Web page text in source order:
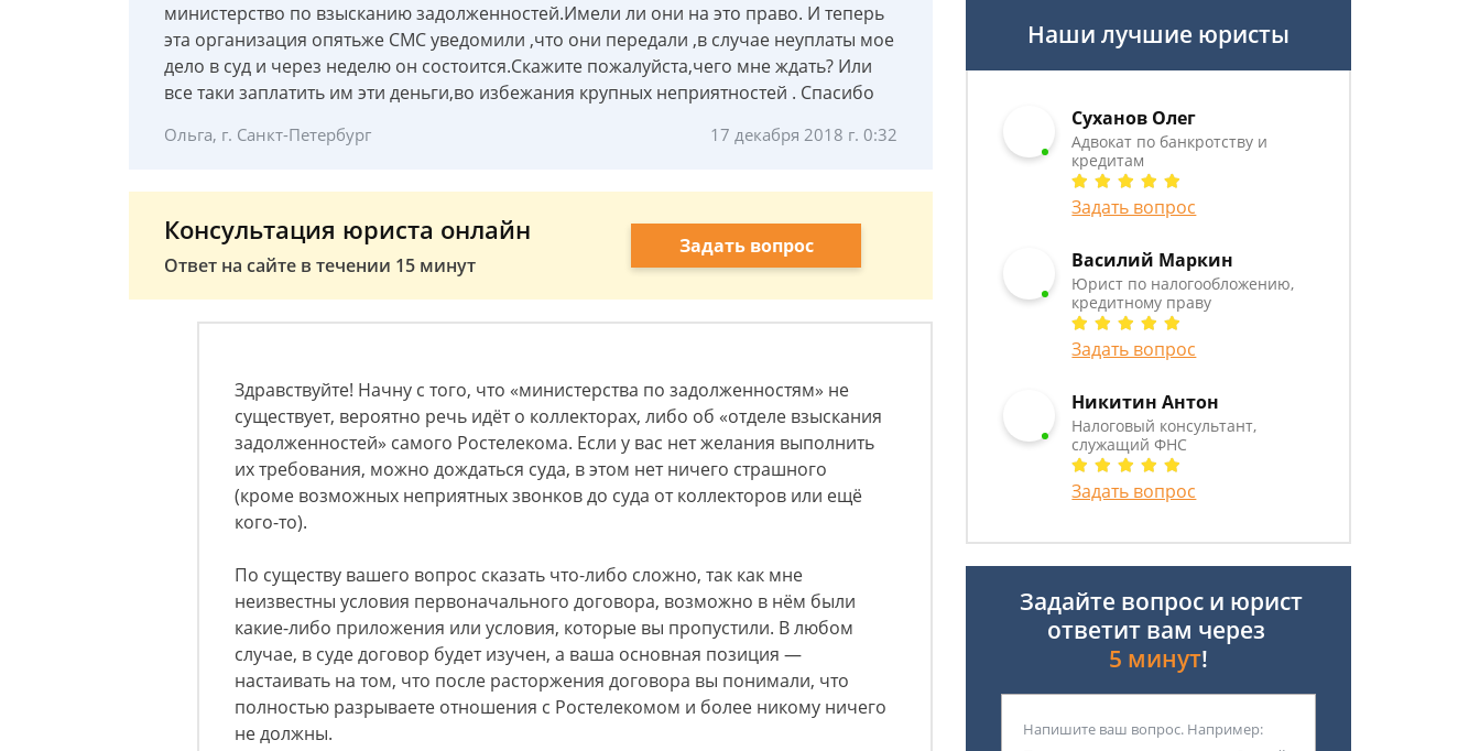
министерство по взысканию задолженностей.Имели ли они на это право. И теперь
эта организация опятьже СМС уведомили ,что они передали ,в случае неуплаты мое
дело в суд и через неделю он состоится.Скажите пожалуйста,чего мне ждать? Или
все таки заплатить им эти деньги,во избежания крупных неприятностей . Спасибо
Ольга, г. Санкт-Петербург 17 декабря 2018 г. 0:32
Консультация юриста онлайн
Ответ на сайте в течении 15 минут
Задать вопрос
Здравствуйте! Начну с того, что «министерства по задолженностям» не
существует, вероятно речь идёт о коллекторах, либо об «отделе взыскания
задолженностей» самого Ростелекома. Если у вас нет желания выполнить
их требования, можно дождаться суда, в этом нет ничего страшного
(кроме возможных неприятных звонков до суда от коллекторов или ещё
кого-то).
По существу вашего вопрос сказать что-либо сложно, так как мне
неизвестны условия первоначального договора, возможно в нём были
какие-либо приложения или условия, которые вы пропустили. В любом
случае, в суде договор будет изучен, а ваша основная позиция —
настаивать на том, что после расторжения договора вы понимали, что
полностью разрываете отношения с Ростелекомом и более никому ничего
не должны.
Наши лучшие юристы
Суханов Олег
Адвокат по банкротству и
кредитам
Задать вопрос
Василий Маркин
Юрист по налогообложению,
кредитному праву
Задать вопрос
Никитин Антон
Налоговый консультант,
служащий ФНС
Задать вопрос
Задайте вопрос и юрист
ответит вам через
5 минут!